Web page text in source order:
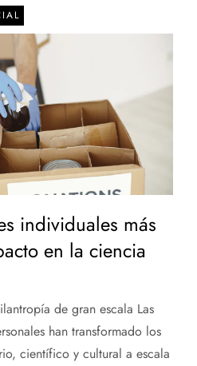
individuales más
en la ciencia
de gran escala Las
han transformado los
científico y cultural a escala